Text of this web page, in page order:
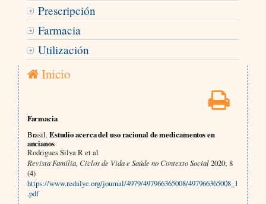
Prescripción
Farmacia
Utilización
Inicio
Farmacia
Brasil.Estudio acerca del uso racional de medicamentos en
ancianos
Rodrigues Silva R et al
Revista Família, Ciclos de Vida e Saúde no Contexto Social2020; 8
(4)
https://www.redalyc.org/journal/4979/497966365008/497966365008_1
.pdf